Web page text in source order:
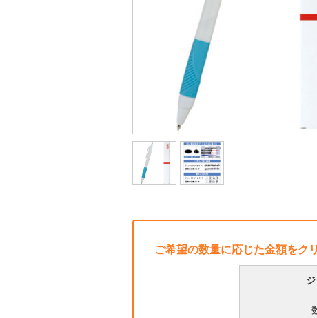
ご希望の数量に応じた金額をク